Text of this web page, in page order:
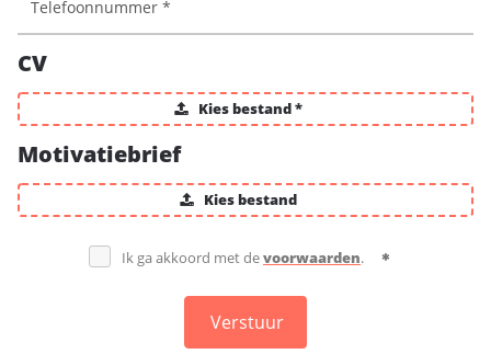
CV
Kies bestand *
Motivatiebrief
Kies bestand
Ik ga akkoord met devoorwaarden.
Verstuur